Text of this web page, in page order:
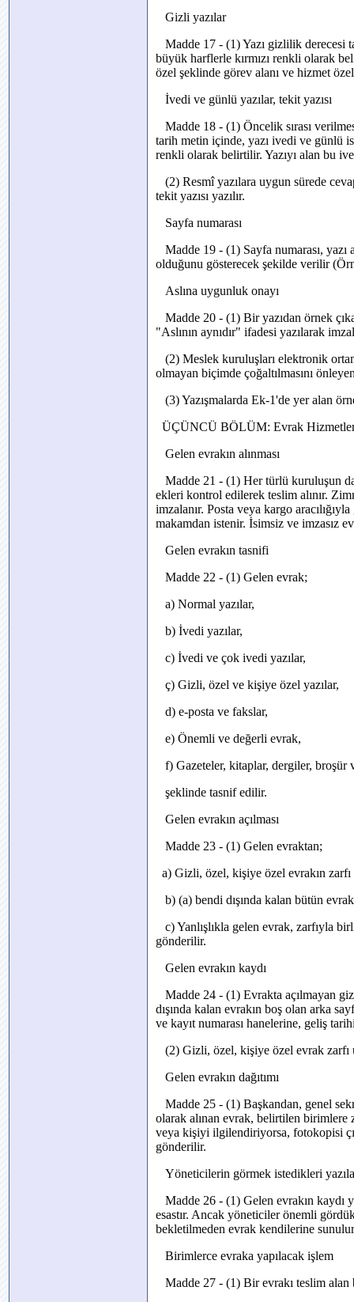
Gizli yazılar
Madde 17 - (1) Yazı gizlilik derecesi
büyük harflerle kırmızı renkli olarak
özel şeklinde görev alanı ve hizmet
İvedi ve günlü yazılar, tekit yazısı
Madde 18 - (1) Öncelik sırası
tarih metin içinde, yazı ivedi ve günlü
renkli olarak belirtilir. Yazıyı alan bu
(2) Resmî yazılara uygun sürede
tekit yazısı yazılır.
Sayfa numarası
Madde 19 - (1) Sayfa numarası, yazı
olduğunu gösterecek şekilde verilir
Aslına uygunluk onayı
Madde 20 - (1) Bir yazıdan örnek
"Aslının aynıdır" ifadesi yazılarak
(2) Meslek kuruluşları elektronik
olmayan biçimde çoğaltılmasını
(3) Yazışmalarda Ek-1'de yer alan
ÜÇÜNCÜ BÖLÜM: Evrak
Gelen evrakın alınması
Madde 21 - (1) Her türlü kuruluşun
ekleri kontrol edilerek teslim alınır.
imzalanır. Posta veya kargo
makamdan istenir. İsimsiz ve imzasız
Gelen evrakın tasnifi
Madde 22 - (1) Gelen evrak;
a) Normal yazılar,
b) İvedi yazılar,
c) İvedi ve çok ivedi yazılar,
ç) Gizli, özel ve kişiye özel yazılar,
d) e-posta ve fakslar,
e) Önemli ve değerli evrak,
f) Gazeteler, kitaplar, dergiler, broşür
şeklinde tasnif edilir.
Gelen evrakın açılması
Madde 23 - (1) Gelen evraktan;
a) Gizli, özel, kişiye özel evrakın zarfı
b) (a) bendi dışında kalan bütün
c) Yanlışlıkla gelen evrak, zarfıyla
gönderilir.
Gelen evrakın kaydı
Madde 24 - (1) Evrakta açılmayan
dışında kalan evrakın boş olan arka
ve kayıt numarası hanelerine, geliş
(2) Gizli, özel, kişiye özel evrak
Gelen evrakın dağıtımı
Madde 25 - (1) Başkandan, genel
olarak alınan evrak, belirtilen
veya kişiyi ilgilendiriyorsa, fotokopisi
gönderilir.
Yöneticilerin görmek istedikleri
Madde 26 - (1) Gelen evrakın kaydı
esastır. Ancak yöneticiler önemli
bekletilmeden evrak kendilerine
Birimlerce evraka yapılacak işlem
Madde 27 - (1) Bir evrakı teslim alan